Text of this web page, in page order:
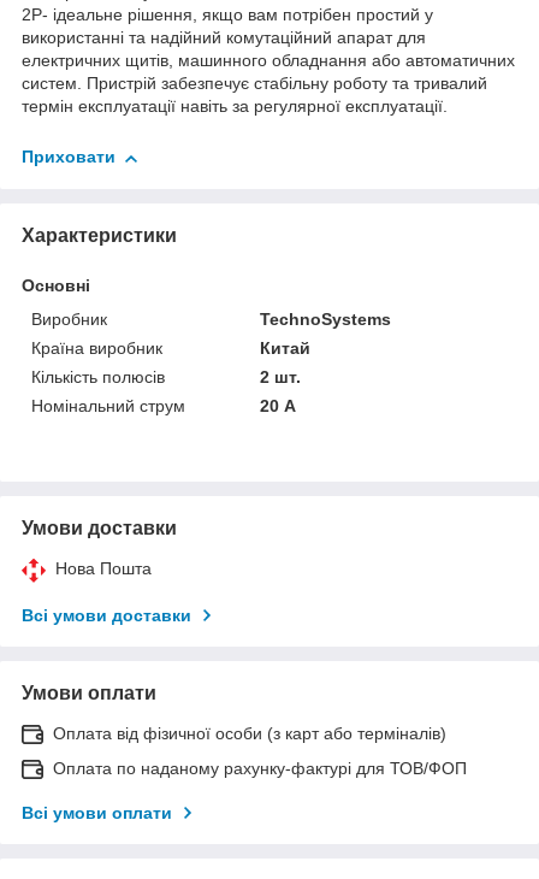
2Р- ідеальне рішення, якщо вам потрібен простий у
використанні та надійний комутаційний апарат для
електричних щитів, машинного обладнання або автоматичних
систем. Пристрій забезпечує стабільну роботу та тривалий
термін експлуатації навіть за регулярної експлуатації.
Приховати
Характеристики
Основні
Виробник
TechnoSystems
Країна виробник
Китай
Кількість полюсів
2 шт.
Номінальний струм
20 А
Умови доставки
Нова Пошта
Всі умови доставки
Умови оплати
Оплата від фізичної особи (з карт або терміналів)
Оплата по наданому рахунку-фактурі для ТОВ/ФОП
Всі умови оплати